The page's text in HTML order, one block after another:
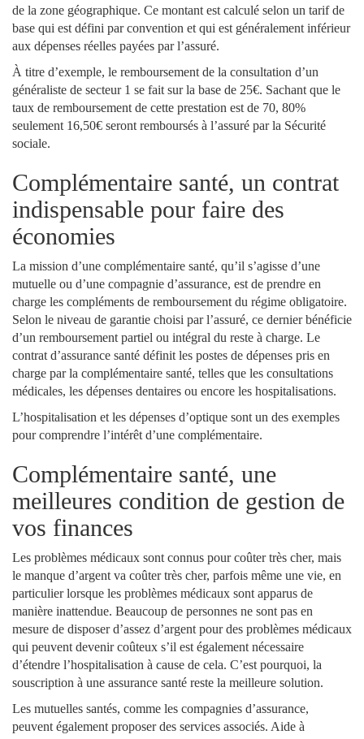
de la zone géographique. Ce montant est calculé selon un tarif de
base qui est défini par convention et qui est généralement inférieur
aux dépenses réelles payées par l’assuré.
À titre d’exemple, le remboursement de la consultation d’un
généraliste de secteur 1 se fait sur la base de 25€. Sachant que le
taux de remboursement de cette prestation est de 70, 80%
seulement 16,50€ seront remboursés à l’assuré par la Sécurité
sociale.
Complémentaire santé, un contrat
indispensable pour faire des
économies
La mission d’une complémentaire santé, qu’il s’agisse d’une
mutuelle ou d’une compagnie d’assurance, est de prendre en
charge les compléments de remboursement du régime obligatoire.
Selon le niveau de garantie choisi par l’assuré, ce dernier bénéficie
d’un remboursement partiel ou intégral du reste à charge. Le
contrat d’assurance santé définit les postes de dépenses pris en
charge par la complémentaire santé, telles que les consultations
médicales, les dépenses dentaires ou encore les hospitalisations.
L’hospitalisation et les dépenses d’optique sont un des exemples
pour comprendre l’intérêt d’une complémentaire.
Complémentaire santé, une
meilleures condition de gestion de
vos finances
Les problèmes médicaux sont connus pour coûter très cher, mais
le manque d’argent va coûter très cher, parfois même une vie, en
particulier lorsque les problèmes médicaux sont apparus de
manière inattendue. Beaucoup de personnes ne sont pas en
mesure de disposer d’assez d’argent pour des problèmes médicaux
qui peuvent devenir coûteux s’il est également nécessaire
d’étendre l’hospitalisation à cause de cela. C’est pourquoi, la
souscription à une assurance santé reste la meilleure solution.
Les mutuelles santés, comme les compagnies d’assurance,
peuvent également proposer des services associés. Aide à